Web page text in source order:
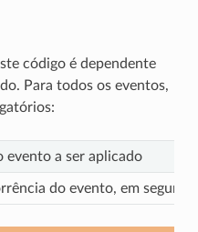
código é dependente
Para todos os eventos,
evento a ser aplicado
do evento, em